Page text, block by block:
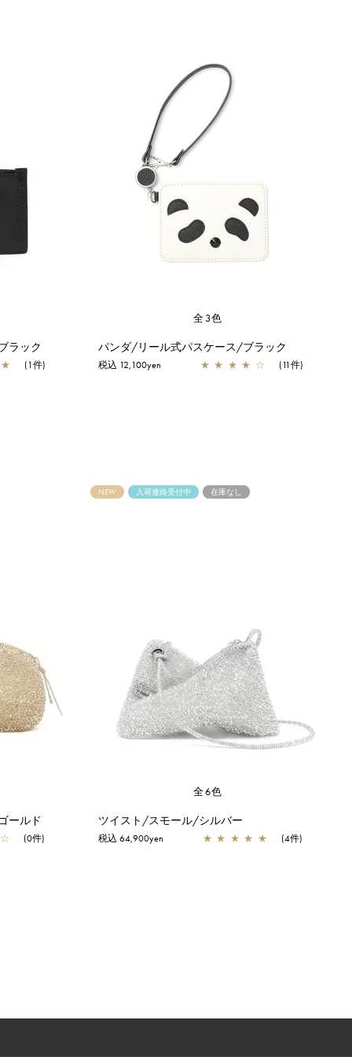
ラック
★ (1件)
全3色
パンダ/リール式パスケース/ブラック
税込 12,100yen ★ ★ ★ ★ ☆ (11件)
ールド
☆ (0件)
NEW 入荷連絡受付中 在庫なし
全6色
ツイスト/スモール/シルバー
税込 64,900yen ★ ★ ★ ★ ★ (4件)